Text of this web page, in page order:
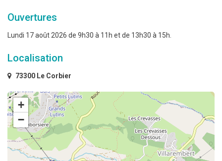
Ouvertures
Lundi 17 août 2026 de 9h30 à 11h et de 13h30 à 15h.
Localisation
73300 Le Corbier
+
−